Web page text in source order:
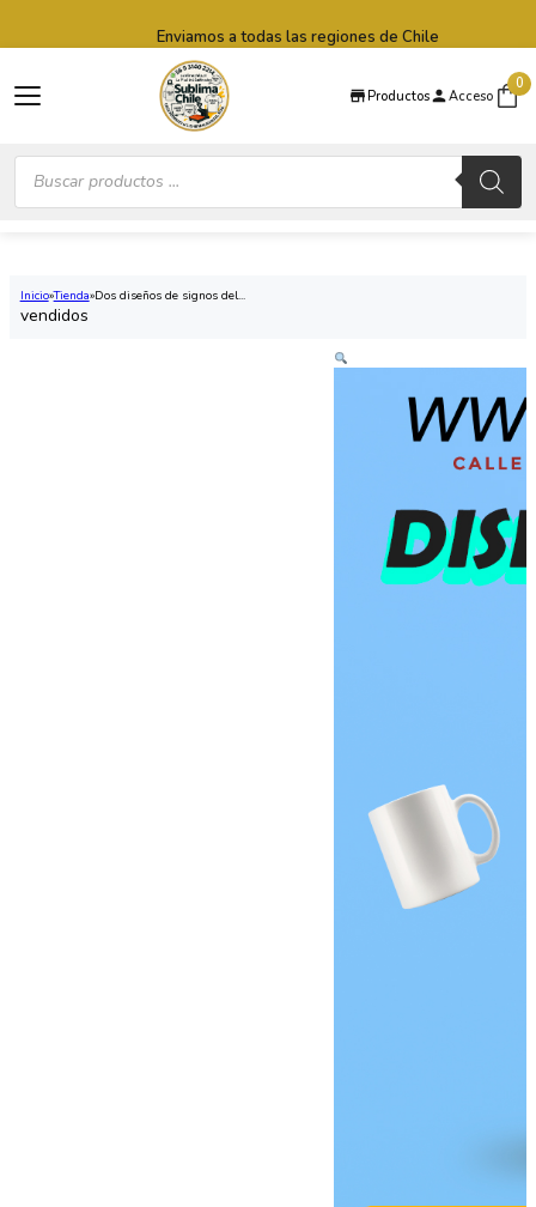
Productos Acceso
0
Búsqueda
productos
Enviamos a todas las regiones de Chile
Inicio Tienda Dos diseños de signos del...
vendidos